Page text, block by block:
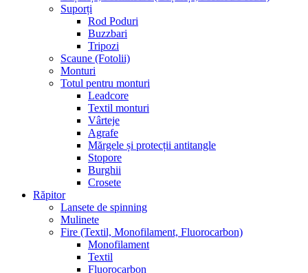
Suporți
Rod Poduri
Buzzbari
Tripozi
Scaune (Fotolii)
Monturi
Totul pentru monturi
Leadcore
Textil monturi
Vârteje
Agrafe
Mărgele și protecții antitangle
Stopore
Burghii
Crosete
Răpitor
Lansete de spinning
Mulinete
Fire (Textil, Monofilament, Fluorocarbon)
Monofilament
Textil
Fluorocarbon